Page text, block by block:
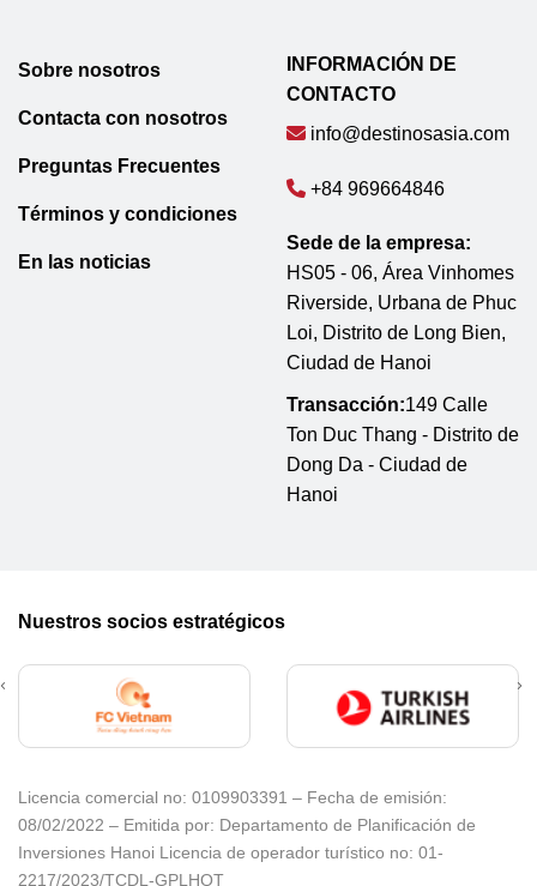
Sobre nosotros
Contacta con nosotros
Preguntas Frecuentes
Términos y condiciones
En las noticias
INFORMACIÓN DE
CONTACTO
info@destinosasia.com
+84 969664846
Sede de la empresa:
HS05 - 06, Área Vinhomes
Riverside, Urbana de Phuc
Loi, Distrito de Long Bien,
Ciudad de Hanoi
Transacción:149 Calle
Ton Duc Thang - Distrito de
Dong Da - Ciudad de
Hanoi
Nuestros socios estratégicos
Licencia comercial no: 0109903391 – Fecha de emisión:
08/02/2022 – Emitida por: Departamento de Planificación de
Inversiones Hanoi Licencia de operador turístico no: 01-
2217/2023/TCDL-GPLHQT